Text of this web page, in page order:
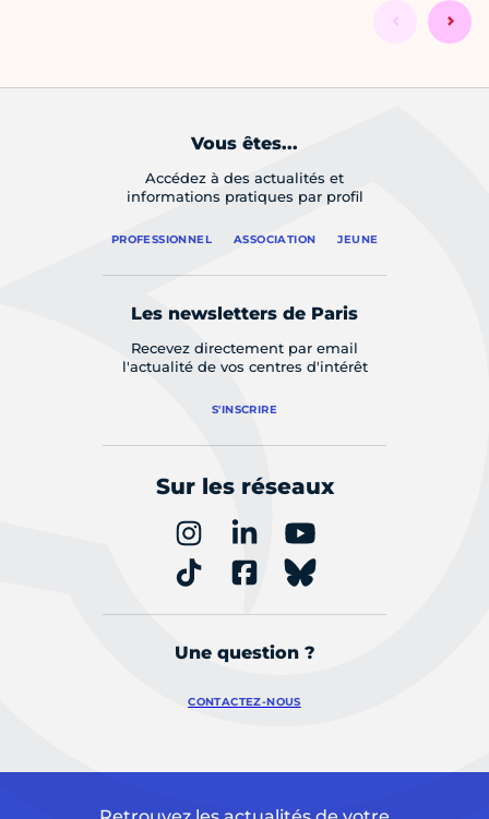
Vous êtes...
Accédez à des actualités et
informations pratiques par profil
PROFESSIONNEL ASSOCIATION JEUNE
Les newsletters de Paris
Recevez directement par email
l'actualité de vos centres d'intérêt
S'INSCRIRE
Sur les réseaux
Une question ?
CONTACTEZ-NOUS